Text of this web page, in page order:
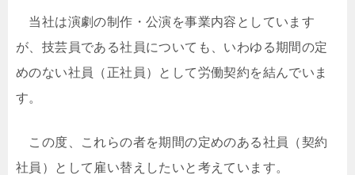
当社は演劇の制作・公演を事業内容としています
が、技芸員である社員についても、いわゆる期間の定
めのない社員（正社員）として労働契約を結んでいま
す。
この度、これらの者を期間の定めのある社員（契約
社員）として雇い替えしたいと考えています。